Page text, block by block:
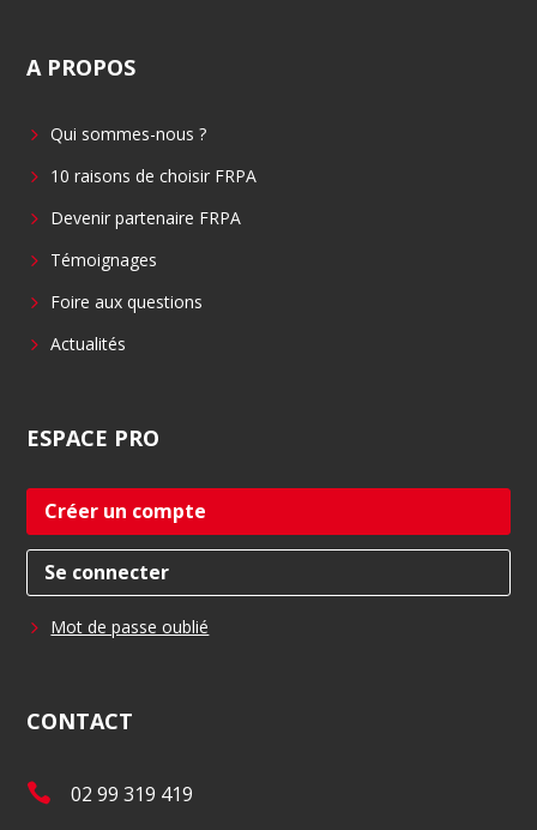
e
o
o
k
d
i
A PROPOS
Qui sommes-nous ?
10 raisons de choisir FRPA
Devenir partenaire FRPA
Témoignages
Foire aux questions
Actualités
ESPACE PRO
Créer un compte
Se connecter
Mot de passe oublié
CONTACT
T
02 99 319 419